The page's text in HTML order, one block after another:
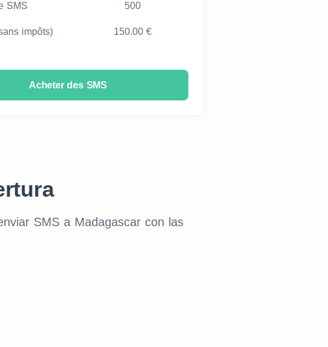
SMS 500
impôts) 150.00 €
Acheter des SMS
SMS a Madagascar con las